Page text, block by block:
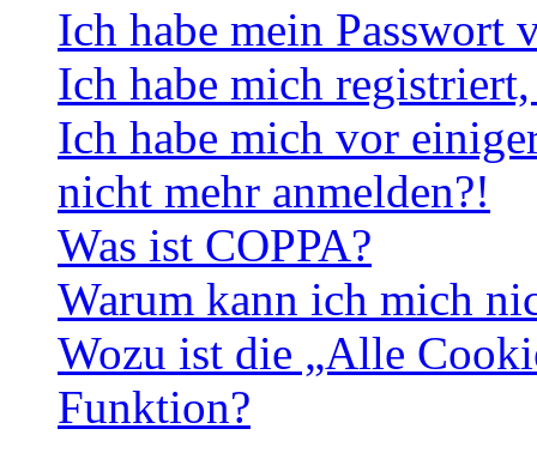
Ich habe mein Passwort
Ich habe mich
Ich habe mich vor
nicht mehr anmelden?!
Was ist COPPA?
Warum kann ich mich
Wozu ist die „Alle
Funktion?